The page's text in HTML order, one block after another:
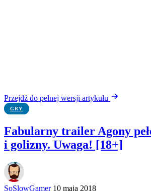
Przejdź do pełnej wersji artykułu
GRY
Fabularny trailer Agony
i golizny. Uwaga! [18+]
SoSlowGamer 10 maja 2018